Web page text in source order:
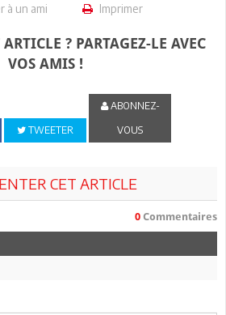
à un ami Imprimer
? PARTAGEZ-LE AVEC
VOS AMIS !
TWEETER
ABONNEZ-
VOUS
CET ARTICLE
0 Commentaires